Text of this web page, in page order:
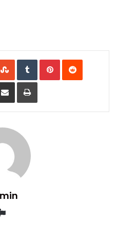
StumbleUpon
TumblrPinterestReddit
Share
Email
Print
Website